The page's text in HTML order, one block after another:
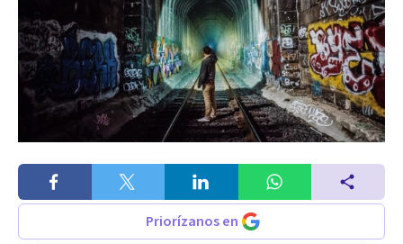
Priorízanos en